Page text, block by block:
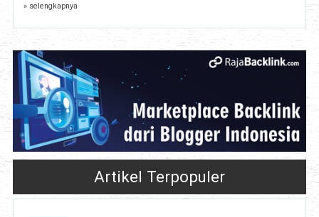
» selengkapnya
Artikel Terpopuler